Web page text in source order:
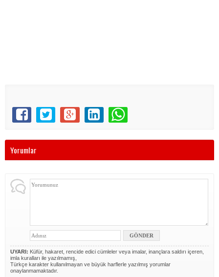
Yorumlar
UYARI: Küfür, hakaret, rencide edici cümleler veya imalar, inançlara saldırı içeren,
imla kuralları ile yazılmamış,
Türkçe karakter kullanılmayan ve büyük harflerle yazılmış yorumlar
onaylanmamaktadır.